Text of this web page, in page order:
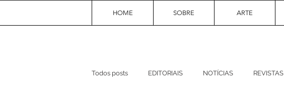
HOME SOBRE ARTE
Todos posts EDITORIAIS NOTÍCIAS REVISTAS